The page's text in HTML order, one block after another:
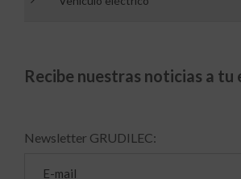
Recibe nuestras noticias a tu
Newsletter GRUDILEC: